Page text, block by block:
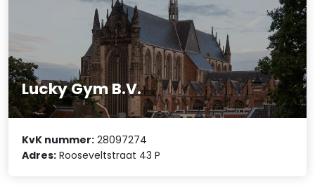
Lucky Gym B.V.
KvK nummer: 28097274
Adres: Rooseveltstraat 43 P